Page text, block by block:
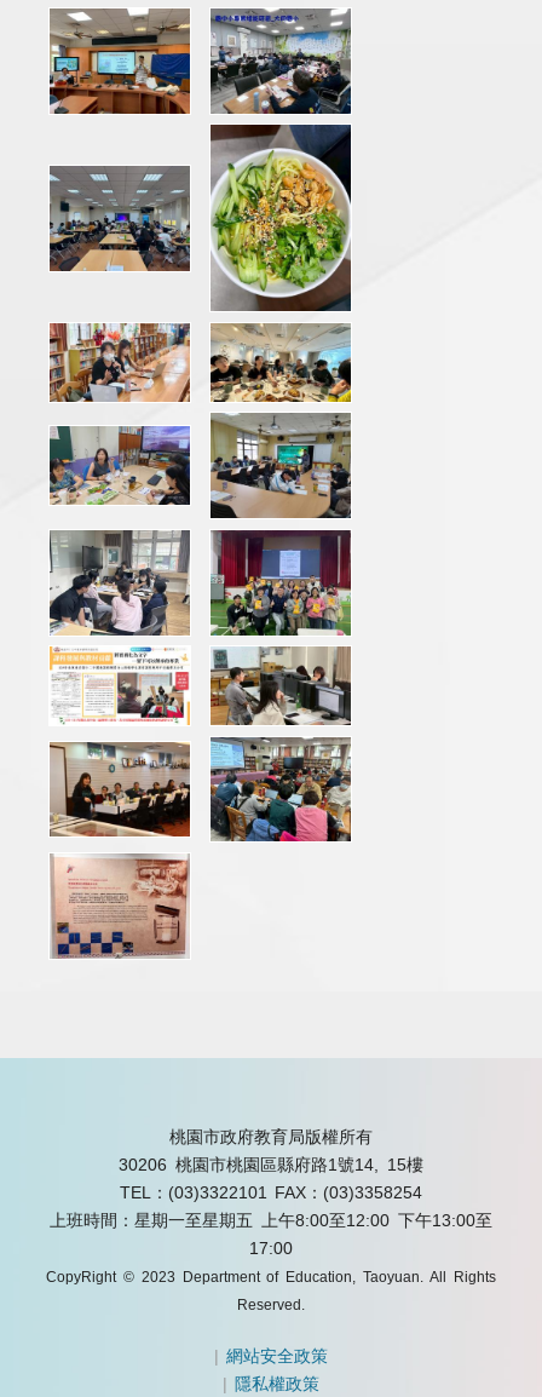
桃園市政府教育局版權所有
30206 桃園市桃園區縣府路1號14, 15樓
TEL：(03)3322101
FAX：(03)3358254
上班時間：星期一至星期五 上午8:00至12:00 下午13:00至
17:00
CopyRight © 2023 Department of Education, Taoyuan. All Rights
Reserved.
|網站安全政策
| 隱私權政策